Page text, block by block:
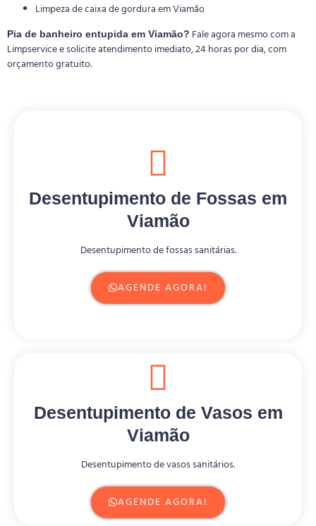
Limpeza de caixa de gordura em Viamão
Pia de banheiro entupida em Viamão? Fale agora mesmo com a
Limpservice e solicite atendimento imediato, 24 horas por dia, com
orçamento gratuito.
Desentupimento de Fossas em
Viamão
Desentupimento de fossas sanitárias.
AGENDE AGORA!
Desentupimento de Vasos em
Viamão
Desentupimento de vasos sanitários.
AGENDE AGORA!